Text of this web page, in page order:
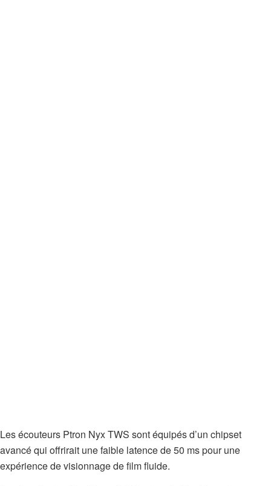
Les écouteurs Ptron Nyx TWS sont équipés d’un chipset
avancé qui offrirait une faible latence de 50 ms pour une
expérience de visionnage de film fluide.